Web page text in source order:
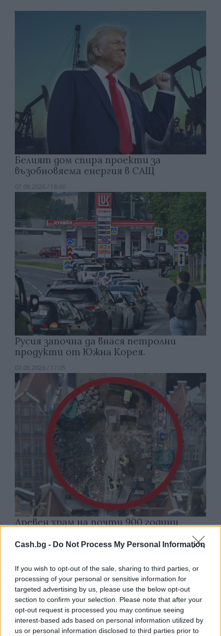
Cash.bg - Do Not Process My Personal Information
If you wish to opt-out of the sale, sharing to third parties, or
processing of your personal or sensitive information for
targeted advertising by us, please use the below opt-out
section to confirm your selection. Please note that after your
opt-out request is processed you may continue seeing
interest-based ads based on personal information utilized by
us or personal information disclosed to third parties prior to
Белият дом спира проекти за
възобновяема енергия в САЩ
07.08.2026 / 18:00
Русия започна да внася петролни
продукти от Южна Корея.
07.08.2026 / 17:05
Древен храм на почти 900 години
Полша